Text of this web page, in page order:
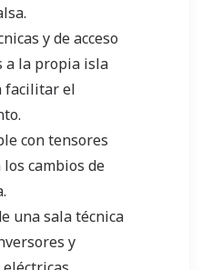
y de acceso
a la propia isla
facilitar el
con tensores
cambios de
una sala técnica
y